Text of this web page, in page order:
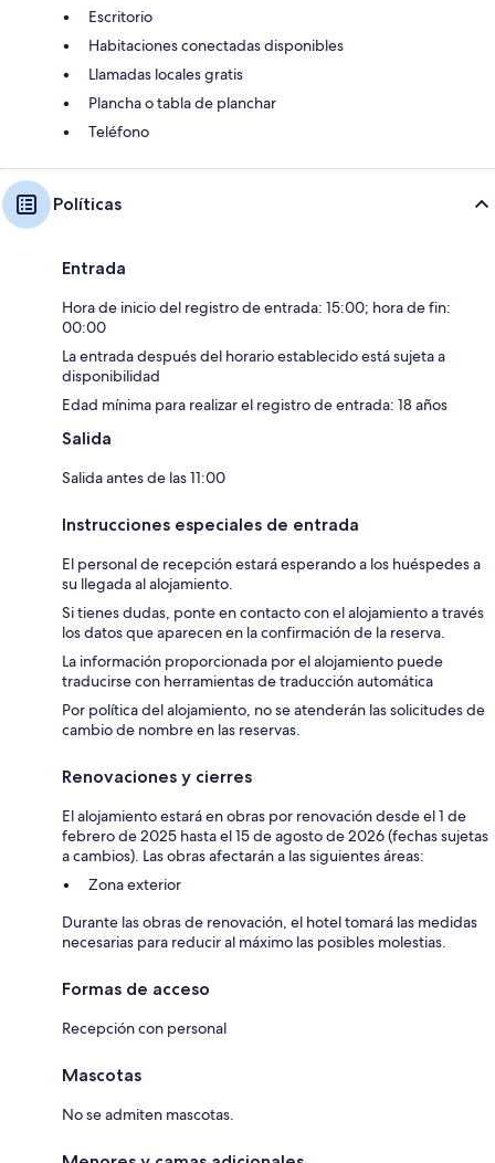
Escritorio
Habitaciones conectadas disponibles
Llamadas locales gratis
Plancha o tabla de planchar
Teléfono
Políticas
Entrada
Hora de inicio del registro de entrada: 15:00; hora de fin:
00:00
La entrada después del horario establecido está sujeta a
disponibilidad
Edad mínima para realizar el registro de entrada: 18 años
Salida
Salida antes de las 11:00
Instrucciones especiales de entrada
El personal de recepción estará esperando a los huéspedes a
su llegada al alojamiento.
Si tienes dudas, ponte en contacto con el alojamiento a través
los datos que aparecen en la confirmación de la reserva.
La información proporcionada por el alojamiento puede
traducirse con herramientas de traducción automática
Por política del alojamiento, no se atenderán las solicitudes de
cambio de nombre en las reservas.
Renovaciones y cierres
El alojamiento estará en obras por renovación desde el 1 de
febrero de 2025 hasta el 15 de agosto de 2026 (fechas sujetas
a cambios). Las obras afectarán a las siguientes áreas:
Zona exterior
Durante las obras de renovación, el hotel tomará las medidas
necesarias para reducir al máximo las posibles molestias.
Formas de acceso
Recepción con personal
Mascotas
No se admiten mascotas.